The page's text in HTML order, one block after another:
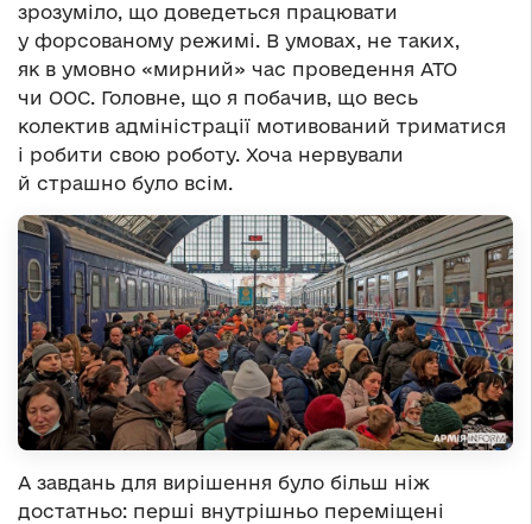
зрозуміло, що доведеться працювати
у форсованому режимі. В умовах, не таких,
як в умовно «мирний» час проведення АТО
чи ООС. Головне, що я побачив, що весь
колектив адміністрації мотивований триматися
і робити свою роботу. Хоча нервували
й страшно було всім.
А завдань для вирішення було більш ніж
достатньо: перші внутрішньо переміщені